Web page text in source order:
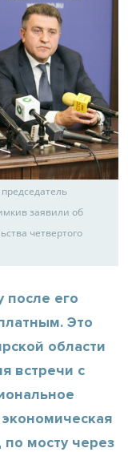
заявили об
четвертого
после его
Это
области
встречи с
по мосту через